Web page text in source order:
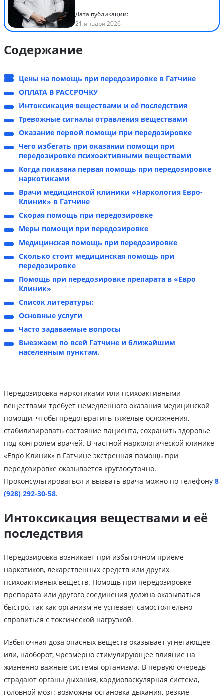
Дата публикации:
21 января 2026
Содержание
Цены на помощь при передозировке в Гатчине
ОПЛАТА В РАССРОЧКУ
Интоксикация веществами и её последствия
Тревожные сигналы отравления веществами
Оказание первой помощи при передозировке
Чего избегать при оказании помощи при
передозировке психоактивными веществами
Когда показана первая помощь при передозировке
наркотиками
Врачи медицинской клиники «Наркология Евро-
Клиник» в Гатчине
Скорая помощь при передозировке
Меры помощи при передозировке
Медицинская помощь при передозировке
Сколько стоит медицинская помощь при
передозировке
Помощь при передозировке препарата в «Евро
Клиник»
Список литературы:
Основные услуги
Часто задаваемые вопросы
Выезжаем по всей Гатчине и ближайшим
населенным пунктам.
Передозировка наркотиками или психоактивными
веществами требует немедленного оказания медицинской
помощи, чтобы предотвратить тяжёлые осложнения,
стабилизировать состояние пациента, сохранить здоровье
под контролем врачей. В частной наркологической клинике
«Евро Клиник» в Гатчине экстренная помощь при
передозировке оказывается круглосуточно.
Проконсультироваться и вызвать врача можно по телефону 8
(928) 292-30-58.
Интоксикация веществами и её
последствия
Передозировка возникает при избыточном приёме
наркотиков, лекарственных средств или других
психоактивных веществ. Помощь при передозировке
препарата или другого соединения должна оказываться
быстро, так как организм не успевает самостоятельно
справиться с токсической нагрузкой.
Избыточная доза опасных веществ оказывает угнетающее
или, наоборот, чрезмерно стимулирующее влияние на
жизненно важные системы организма. В первую очередь
страдают органы дыхания, кардиоваскулярная система,
головной мозг: возможны остановка дыхания, резкие